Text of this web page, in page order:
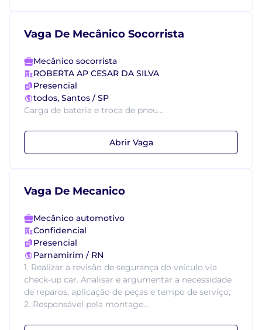
Vaga De Mecânico Socorrista
Mecânico socorrista
ROBERTA AP CESAR DA SILVA
Presencial
todos, Santos / SP
Carga de bateria e troca de pneu...
Abrir Vaga
Vaga De Mecanico
Mecânico automotivo
Confidencial
Presencial
Parnamirim / RN
1. Realizar a revisão de segurança do veículo via
check-up car. Analisar e argumentar a necessidade
de reparos, aplicação de peças e tempo de serviço;
2. Responsável pela montage...